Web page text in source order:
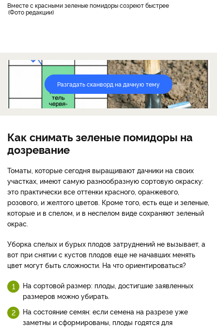
Вместе с красными зеленые помидоры созреют быстрее
Фото редакции
Разгадать сканворд на дачную тему
Как снимать зеленые помидоры на
дозревание
Томаты, которые сегодня выращивают дачники на своих
участках, имеют самую разнообразную сортовую окраску:
это практически все оттенки красного, оранжевого,
розового, и желтого цветов. Кроме того, есть еще и зеленые,
которые и в спелом, и в неспелом виде сохраняют зеленый
окрас.
Уборка спелых и бурых плодов затруднений не вызывает, а
вот при снятии с кустов плодов еще не начавших менять
цвет могут быть сложности. На что ориентироваться?
На сортовой размер: плоды, достигшие заявленных
размеров можно убирать.
На состояние семян: если семена на разрезе уже
заметны и сформированы, плоды годятся для